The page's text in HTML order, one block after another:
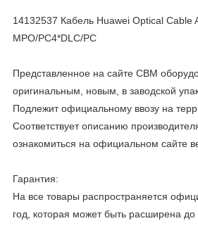
14132537 Кабель Huawei Optical Cable
MPO/PC4*DLC/PC
Представленное на сайте CBM
оригинальным, новым, в заводской
Подлежит официальному ввозу на
Соответствует описанию
ознакомиться на официальном сайте
Гарантия:
На все товары распространяется
год, которая может быть расширена до